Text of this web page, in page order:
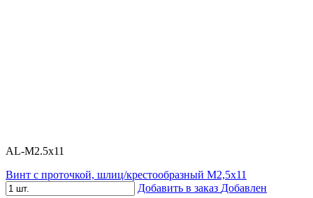
AL-M2.5x11
Винт с проточкой, шлиц/крестообразный М2,5х11
Добавить в заказ Добавлен